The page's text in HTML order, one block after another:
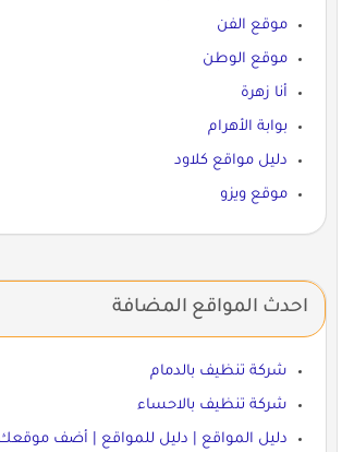
موقع الفن
موقع الوطن
أنا زهرة
بوابة الأهرام
دليل مواقع كلاود
موقع ويزو
احدث المواقع المضافة
شركة تنظيف بالدمام
شركة تنظيف بالاحساء
دليل المواقع | دليل للمواقع | أضف موقعك